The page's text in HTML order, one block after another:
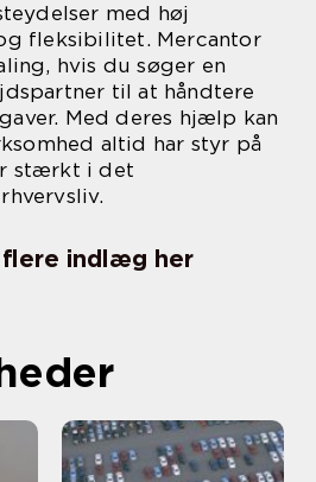
med høj
fleksibilitet. Mercantor
hvis du søger en
til at håndtere
Med deres hjælp kan
altid har styr på
stærkt i det
indlæg her